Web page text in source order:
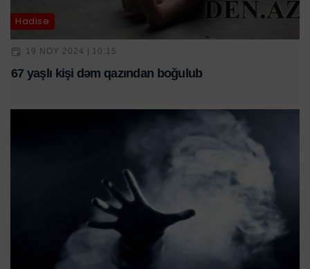
Hadisə
19 NOY 2024 | 10:15
67 yaşlı kişi dəm qazından boğulub